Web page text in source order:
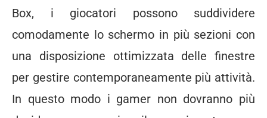
Box, i giocatori possono suddividere
comodamente lo schermo in più sezioni con
una disposizione ottimizzata delle finestre
per gestire contemporaneamente più attività.
In questo modo i gamer non dovranno più